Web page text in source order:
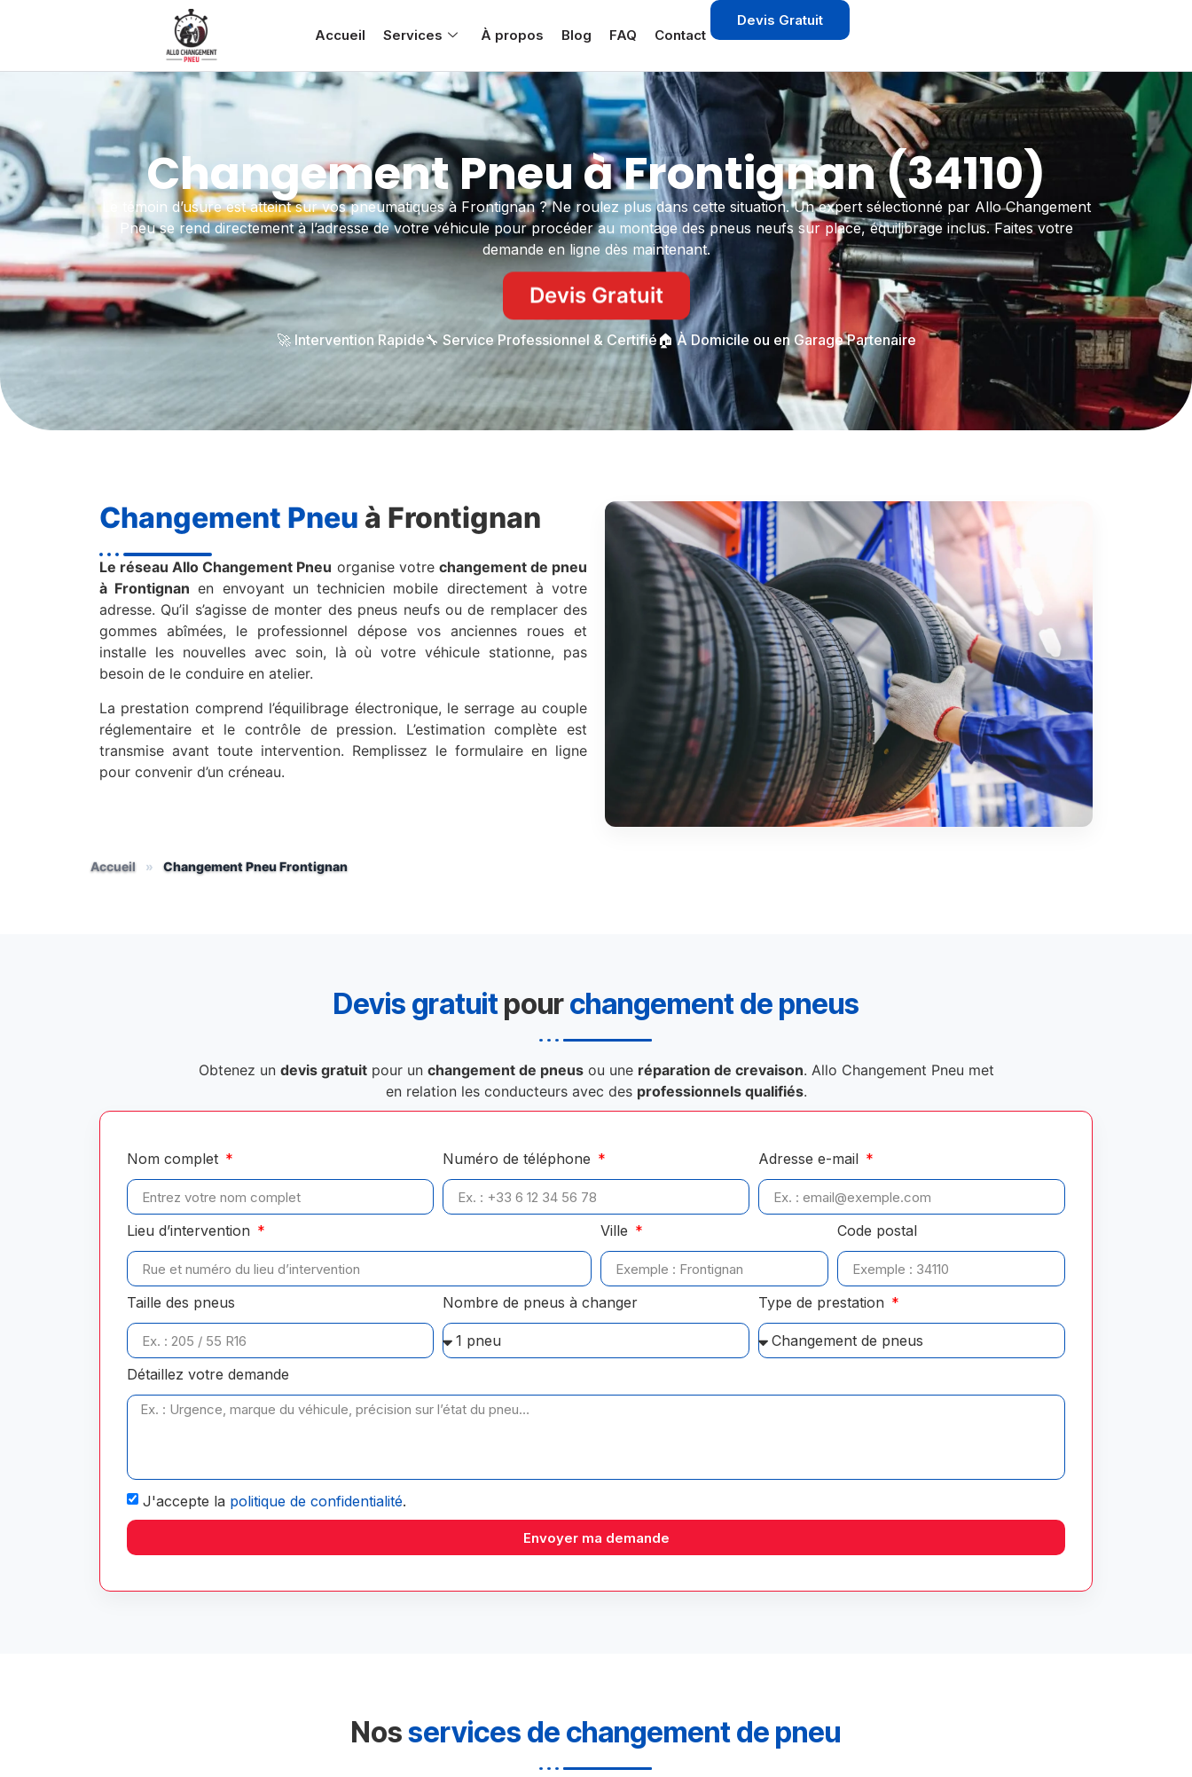
Accueil Services À propos Blog FAQ Contact
Devis Gratuit
Changement Pneu à Frontignan (34110)
Le témoin d’usure est atteint sur vos pneumatiques à Frontignan ? Ne roulez plus dans cette situation. Un expert sélectionné par Allo Changement
Pneu se rend directement à l’adresse de votre véhicule pour procéder au montage des pneus neufs sur place, équilibrage inclus. Faites votre
demande en ligne dès maintenant.
Devis Gratuit
🚀 Intervention Rapide🔧 Service Professionnel & Certifié🏠 À Domicile ou en Garage Partenaire
Changement Pneu à Frontignan
Le réseau Allo Changement Pneu organise votre changement de pneu
à Frontignan en envoyant un technicien mobile directement à votre
adresse. Qu’il s’agisse de monter des pneus neufs ou de remplacer des
gommes abîmées, le professionnel dépose vos anciennes roues et
installe les nouvelles avec soin, là où votre véhicule stationne, pas
besoin de le conduire en atelier.
La prestation comprend l’équilibrage électronique, le serrage au couple
réglementaire et le contrôle de pression. L’estimation complète est
transmise avant toute intervention. Remplissez le formulaire en ligne
pour convenir d’un créneau.
Accueil » Changement Pneu Frontignan
Devis gratuitpourchangement de pneus
Obtenez un devis gratuitpour un changement de pneusou une réparation de crevaison. Allo Changement Pneu met
en relation les conducteurs avec des professionnels qualifiés.
Nom complet Numéro de téléphone Adresse e-mail
Lieu d’intervention Ville Code postal
Taille des pneus Nombre de pneus à changer Type de prestation
Détaillez votre demande
J'accepte la politique de confidentialité.
Envoyer ma demande
Nosservices de changement de pneu